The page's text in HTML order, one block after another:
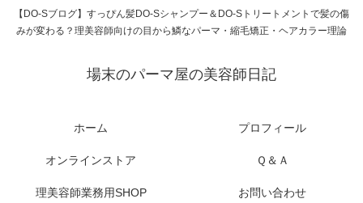
【DO-Sブログ】すっぴん髪DO-Sシャンプー＆DO-Sトリートメントで髪の傷
みが変わる？理美容師向けの目から鱗なパーマ・縮毛矯正・ヘアカラー理論
場末のパーマ屋の美容師日記
ホーム プロフィール
オンラインストア Ｑ＆Ａ
理美容師業務用SHOP お問い合わせ